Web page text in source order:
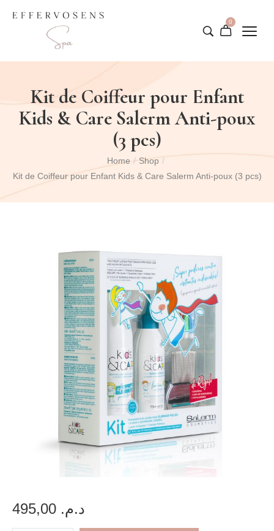
0
Kit de Coiffeur pour Enfant
Kids & Care Salerm Anti-poux
(3 pcs)
Home / Shop /
Kit de Coiffeur pour Enfant Kids & Care Salerm Anti-poux (3 pcs)
د.م.